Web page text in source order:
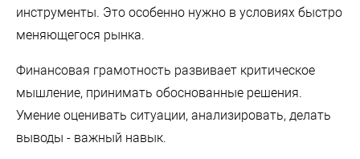
инструменты. Это особенно нужно в условиях быстро
меняющегося рынка.
Финансовая грамотность развивает критическое
мышление, принимать обоснованные решения.
Умение оценивать ситуации, анализировать, делать
выводы - важный навык.